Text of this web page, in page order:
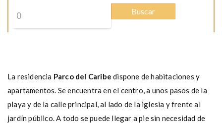
La residencia Parco del Caribe dispone de habitaciones y
apartamentos. Se encuentra en el centro, a unos pasos de la
playa y de la calle principal, al lado de la iglesia y frente al
jardín público. A todo se puede llegar a pie sin necesidad de